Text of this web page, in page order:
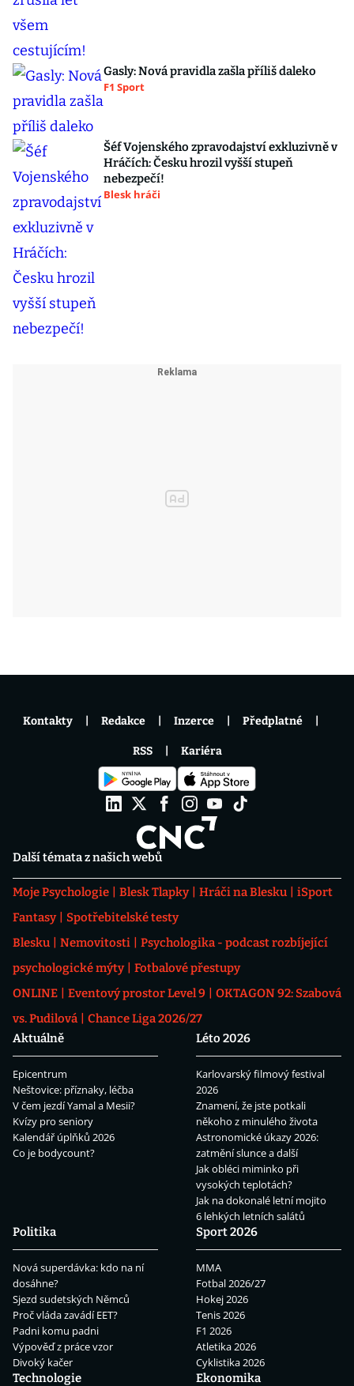
Gasly: Nová pravidla zašla příliš daleko
F1 Sport
Šéf Vojenského zpravodajství exkluzivně v
Hráčích: Česku hrozil vyšší stupeň
nebezpečí!
Blesk hráči
Další témata z našich webů
Moje Psychologie Blesk Tlapky Hráči na Blesku
iSport
Fantasy
Spotřebitelské testy
Blesku
Nemovitosti
Psychologika - podcast rozbíjející
psychologické mýty
Fotbalové přestupy
ONLINE
Eventový prostor Level 9
OKTAGON 92: Szabová
vs. Pudilová
Chance Liga 2026/27
Aktuálně
Epicentrum
Neštovice: příznaky, léčba
V čem jezdí Yamal a Mesii?
Kvízy pro seniory
Kalendář úplňků 2026
Co je bodycount?
Léto 2026
Karlovarský filmový festival
2026
Znamení, že jste potkali
někoho z minulého života
Astronomické úkazy 2026:
zatmění slunce a další
Jak obléci miminko při
vysokých teplotách?
Jak na dokonalé letní mojito
6 lehkých letních salátů
Politika
Nová superdávka: kdo na ní
dosáhne?
Sjezd sudetských Němců
Proč vláda zavádí EET?
Padni komu padni
Výpověď z práce vzor
Divoký kačer
Sport 2026
MMA
Fotbal 2026/27
Hokej 2026
Tenis 2026
F1 2026
Atletika 2026
Cyklistika 2026
Technologie
Ekonomika
Kontakty Redakce Inzerce Předplatné
RSS Kariéra